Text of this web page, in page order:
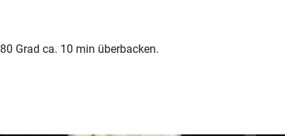
Grad ca. 10 min überbacken.